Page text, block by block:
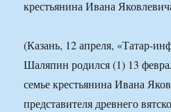
крестьянина Ивана
(Казань, 12 апреля, «Татар-
Шаляпин родился (1) 13
семье крестьянина Ивана
представителя древнего